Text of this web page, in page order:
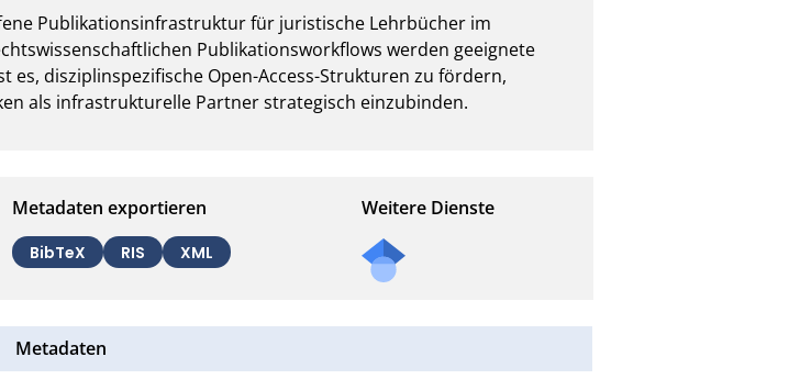
Publikationsinfrastruktur für juristische Lehrbücher im
Publikationsworkflows werden geeignete
disziplinspezifische Open-Access-Strukturen zu fördern,
als infrastrukturelle Partner strategisch einzubinden.
Metadaten exportieren
BibTeX RIS XML
Weitere Dienste
Metadaten